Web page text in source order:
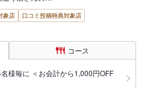
象店
口コミ投稿特典対象店
コース
様毎に ＜お会計から1,000円OFF